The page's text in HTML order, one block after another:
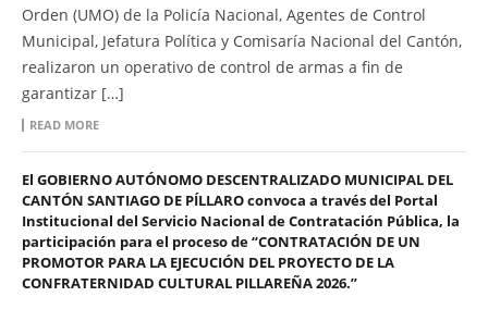
Orden (UMO) de la Policía Nacional, Agentes de Control
Municipal, Jefatura Política y Comisaría Nacional del Cantón,
realizaron un operativo de control de armas a fin de
garantizar […]
READ MORE
El GOBIERNO AUTÓNOMO DESCENTRALIZADO MUNICIPAL DEL
CANTÓN SANTIAGO DE PÍLLARO convoca a través del Portal
Institucional del Servicio Nacional de Contratación Pública, la
participación para el proceso de “CONTRATACIÓN DE UN
PROMOTOR PARA LA EJECUCIÓN DEL PROYECTO DE LA
CONFRATERNIDAD CULTURAL PILLAREÑA 2026.”